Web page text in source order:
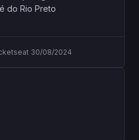
do Rio Preto
30/08/2024